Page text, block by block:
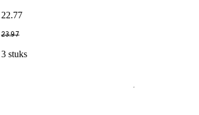
22.77
23.97
3 stuks